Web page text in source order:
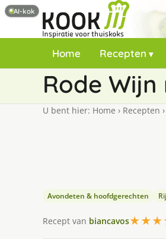
Home Recepten
Rode
U bent hier: Home › Recepten ›
Avondeten & hoofdgerechten
Recept van biancavos
AI-kok